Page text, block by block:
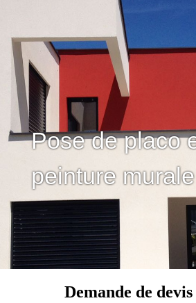
Pose de placo
peinture murale
Demande de